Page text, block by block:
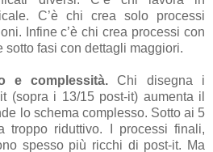
C’è chi crea solo processi
Infine c’è chi crea processi con
fasi con dettagli maggiori.
e complessità. Chi disegna i
(sopra i 13/15 post-it) aumenta il
lo schema complesso. Sotto ai 5
troppo riduttivo. I processi finali,
spesso più ricchi di post-it. Ma